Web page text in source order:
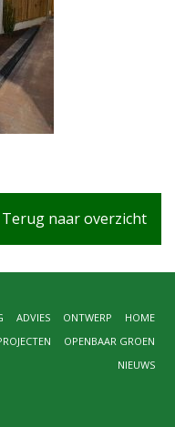
Terug naar overzicht
HOME
ONTWERP
ADVIES
OPENBAAR GROEN
NIEUWS